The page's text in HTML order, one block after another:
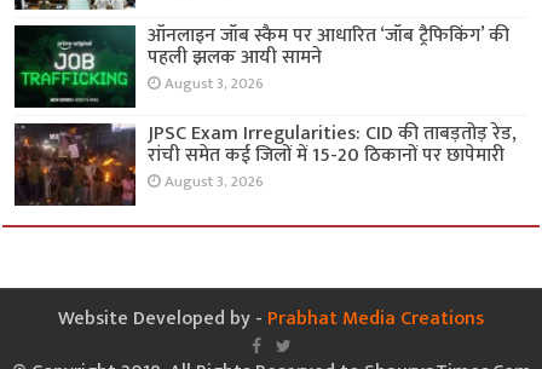
ऑनलाइन जॉब स्कैम पर आधारित ‘जॉब ट्रैफिकिंग’ की
पहली झलक आयी सामने
August 3, 2026
JPSC Exam Irregularities: CID की ताबड़तोड़ रेड,
रांची समेत कई जिलों में 15-20 ठिकानों पर छापेमारी
August 3, 2026
Website Developed by - Prabhat Media Creations